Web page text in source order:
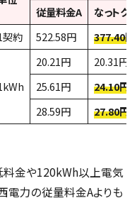
従量料金A
なっトク
契約 522.58円 377.40円
20.21円
20.31円
25.61円
24.10円
28.59円 27.80円
料金や120kWh以上電気
電力の従量料金Aよりも